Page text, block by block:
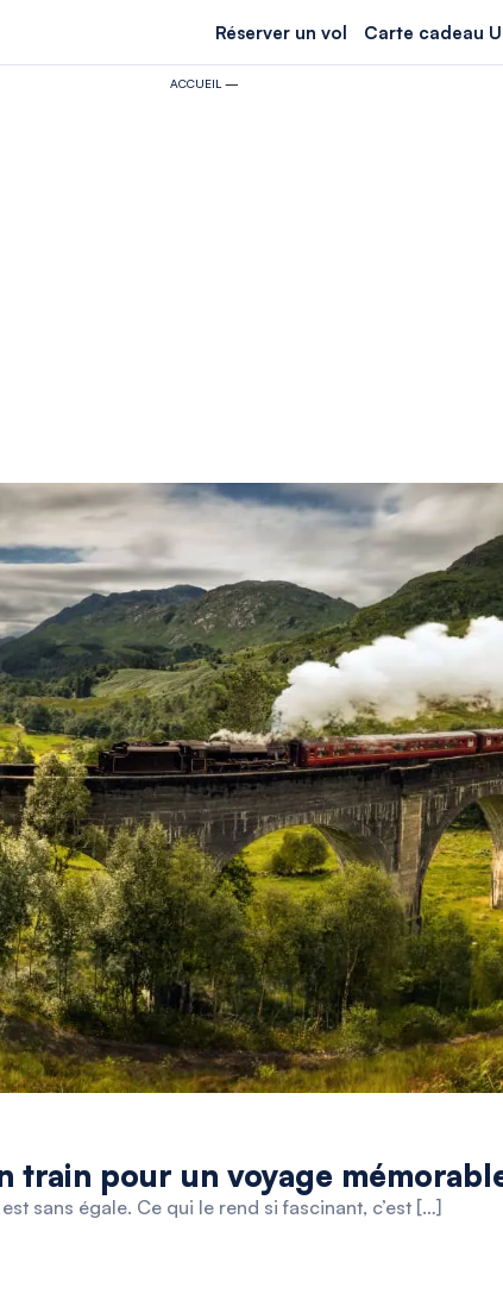
Réserver un vol Carte cadeau
ACCUEIL —
train pour un voyage
sans égale. Ce qui le rend si fascinant, c’est […]